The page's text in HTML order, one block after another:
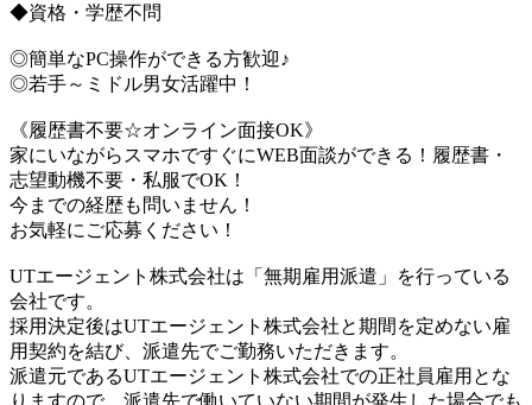
◆資格・学歴不問
◎簡単なPC操作ができる方歓迎♪
◎若手～ミドル男女活躍中！
《履歴書不要☆オンライン面接OK》
家にいながらスマホですぐにWEB面談ができる！履歴書・
志望動機不要・私服でOK！
今までの経歴も問いません！
お気軽にご応募ください！
UTエージェント株式会社は「無期雇用派遣」を行っている
会社です。
採用決定後はUTエージェント株式会社と期間を定めない雇
用契約を結び、派遣先でご勤務いただきます。
派遣元であるUTエージェント株式会社での正社員雇用とな
りますので、派遣先で働いていない期間が発生した場合でも